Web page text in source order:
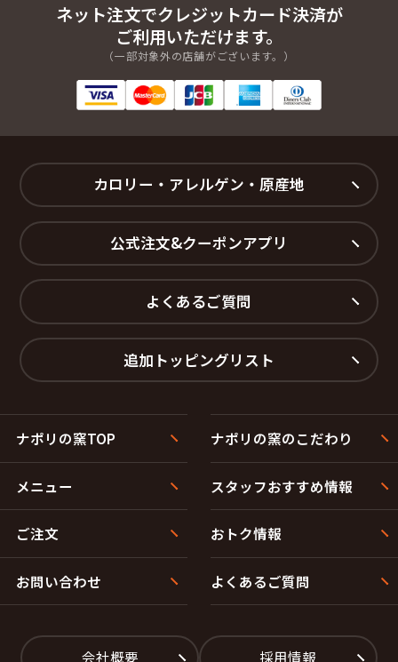
ネット注文でクレジットカード決済が
ご利用いただけます。
（一部対象外の店舗がございます。）
カロリー・アレルゲン・原産地
公式注文&クーポンアプリ
よくあるご質問
追加トッピングリスト
ナポリの窯TOP ナポリの窯のこだわり
メニュー スタッフおすすめ情報
ご注文 おトク情報
お問い合わせ よくあるご質問
会社概要 採用情報